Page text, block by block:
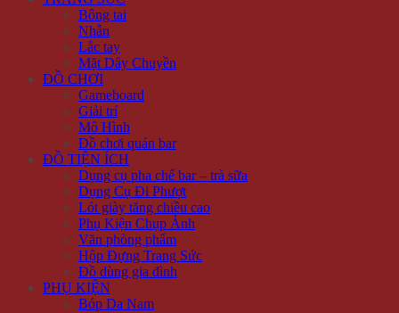
Bông tai
Nhẫn
Lắc tay
Mặt Dây Chuyền
ĐỒ CHƠI
Gameboard
Giải trí
Mô Hình
Đồ chơi quán bar
ĐỒ TIỆN ÍCH
Dụng cụ pha chế bar – trà sữa
Dụng Cụ Đi Phượt
Lót giày tăng chiều cao
Phụ Kiện Chụp Ảnh
Văn phòng phẩm
Hộp Đựng Trang Sức
Đồ dùng gia đình
PHỤ KIỆN
Bóp Da Nam